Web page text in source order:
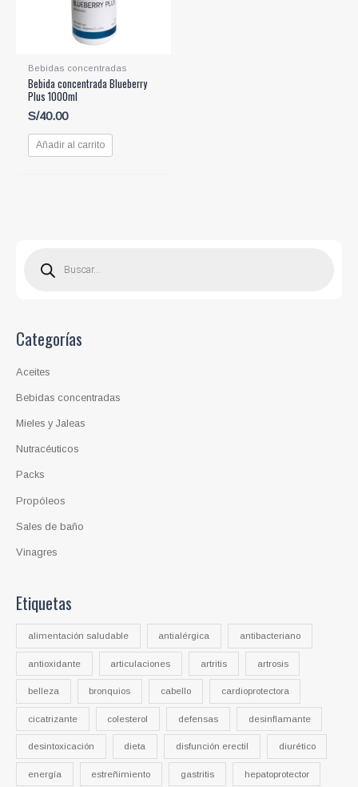
e
p
o
d
c
s
Categorías
Aceites
Bebidas concentradas
Mieles y Jaleas
Nutracéuticos
Packs
Propóleos
Sales de baño
Vinagres
Etiquetas
alimentación saludable antialérgica antibacteriano
antioxidante articulaciones artritis artrosis
belleza bronquios cabello cardioprotectora
cicatrizante colesterol defensas desinflamante
desintoxicación dieta disfunción erectil diurético
energía estreñimiento gastritis hepatoprotector
Bebidas concentradas
Bebida concentrada Blueberry
Plus 1000ml
S/40.00
Añadir al carrito